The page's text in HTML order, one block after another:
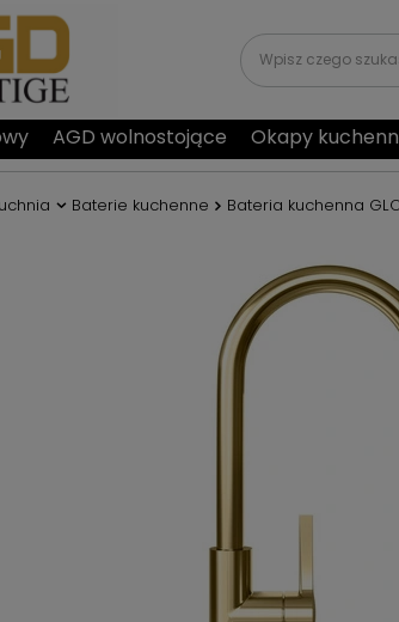
AGD wolnostojące Okapy
Baterie kuchenne Bateria kuchenna